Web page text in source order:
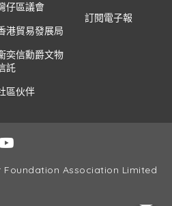
仔區議會
港貿易發展局
奕信勳爵文物
託
區伙伴
訂閱電子報
Association Limited